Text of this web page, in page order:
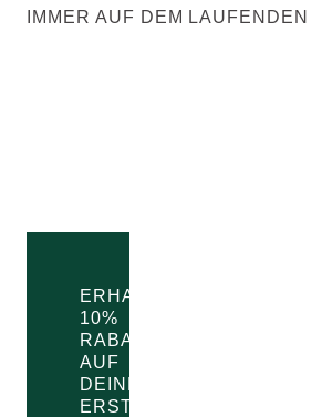
IMMER AUF DEM LAUFENDEN
ERHALTE
10%
RABATT
AUF
DEINE
ERSTE